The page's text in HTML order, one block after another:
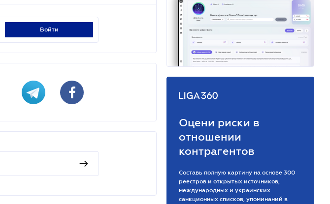
войти
Оцени риски в
отношении
контрагентов
Составь полную картину на основе 300
реестров и открытых источников,
международных и украинских
санкционных списков, упоминаний в